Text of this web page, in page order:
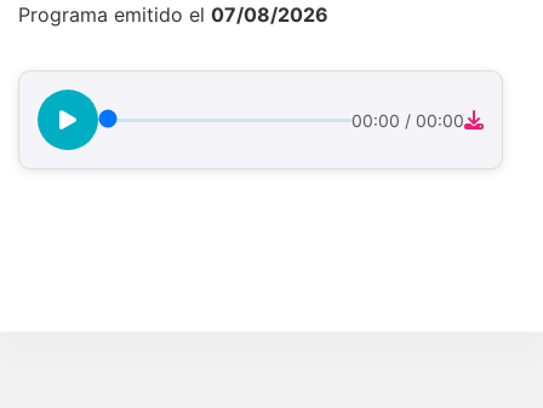
Programa emitido el 07/08/2026
00:00 / 00:00